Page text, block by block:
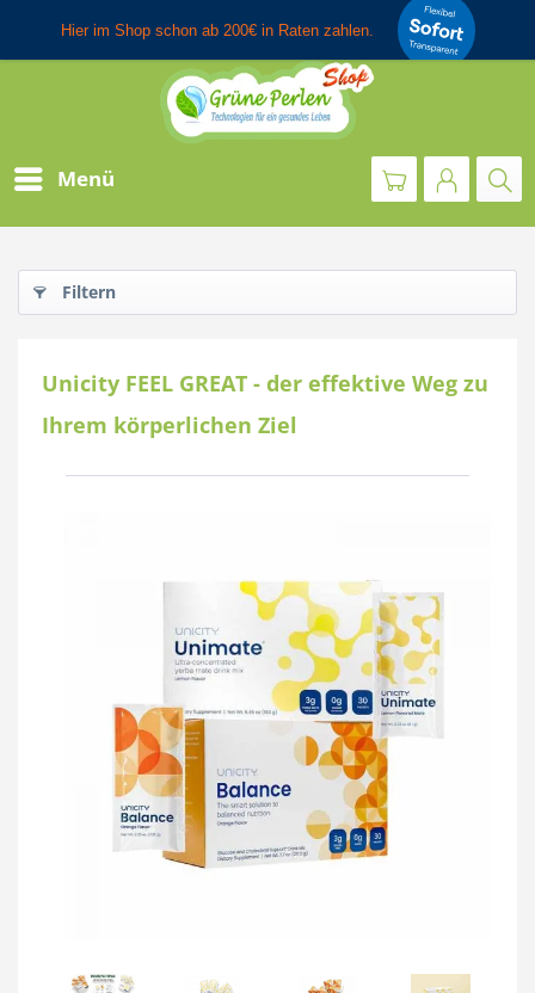
Menü
Filtern
Unicity FEEL GREAT - der effektive Weg zu
Ihrem körperlichen Ziel